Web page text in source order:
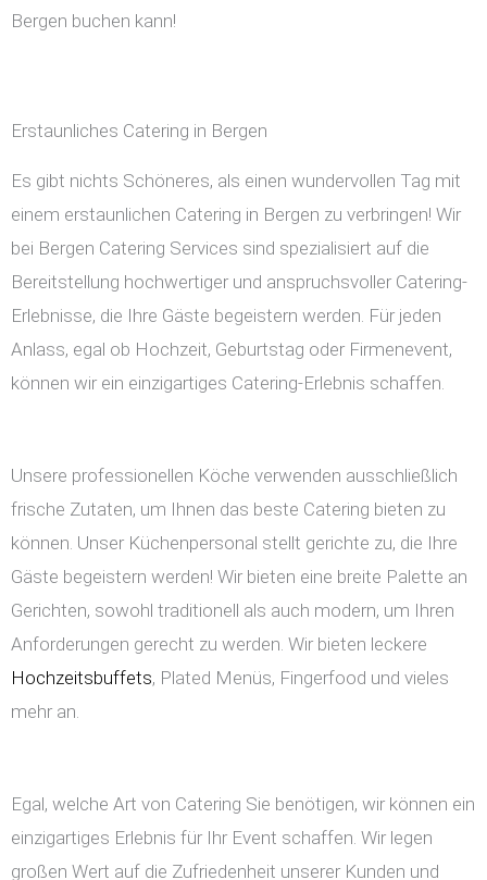
Bergen buchen kann!
Erstaunliches Catering in Bergen
Es gibt nichts Schöneres, als einen wundervollen Tag mit
einem erstaunlichen Catering in Bergen zu verbringen! Wir
bei Bergen Catering Services sind spezialisiert auf die
Bereitstellung hochwertiger und anspruchsvoller Catering-
Erlebnisse, die Ihre Gäste begeistern werden. Für jeden
Anlass, egal ob Hochzeit, Geburtstag oder Firmenevent,
können wir ein einzigartiges Catering-Erlebnis schaffen.
Unsere professionellen Köche verwenden ausschließlich
frische Zutaten, um Ihnen das beste Catering bieten zu
können. Unser Küchenpersonal stellt gerichte zu, die Ihre
Gäste begeistern werden! Wir bieten eine breite Palette an
Gerichten, sowohl traditionell als auch modern, um Ihren
Anforderungen gerecht zu werden. Wir bieten leckere
Hochzeitsbuffets, Plated Menüs, Fingerfood und vieles
mehr an.
Egal, welche Art von Catering Sie benötigen, wir können ein
einzigartiges Erlebnis für Ihr Event schaffen. Wir legen
großen Wert auf die Zufriedenheit unserer Kunden und